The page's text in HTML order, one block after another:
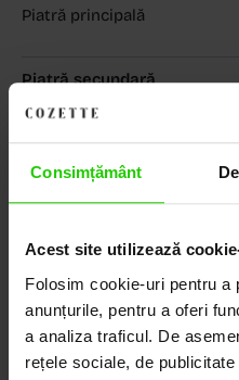
Consimțământ
Acest site utilizează
Folosim cookie-uri pentru a
anunțurile, pentru a oferi
a analiza traficul. De
rețele sociale, de
Piatră principală
Piatră secundară
COZETTE - Dorobanți(vezi
COZETTE - Sediu central
Descoperă Lumea
LOCUL UNDE